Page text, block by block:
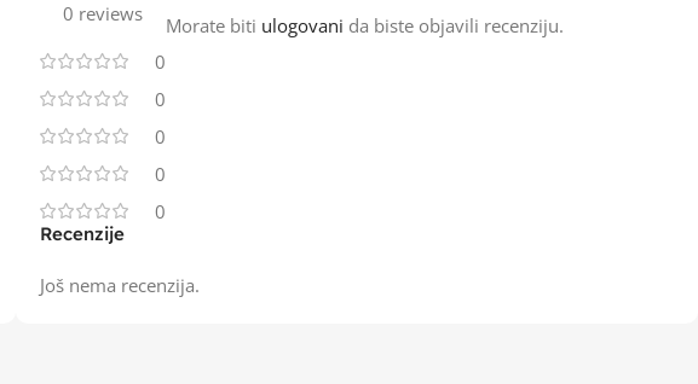
0 reviews
0
0
0
0
0
Recenzije
Još nema recenzija.
Morate biti ulogovani da biste objavili recenziju.